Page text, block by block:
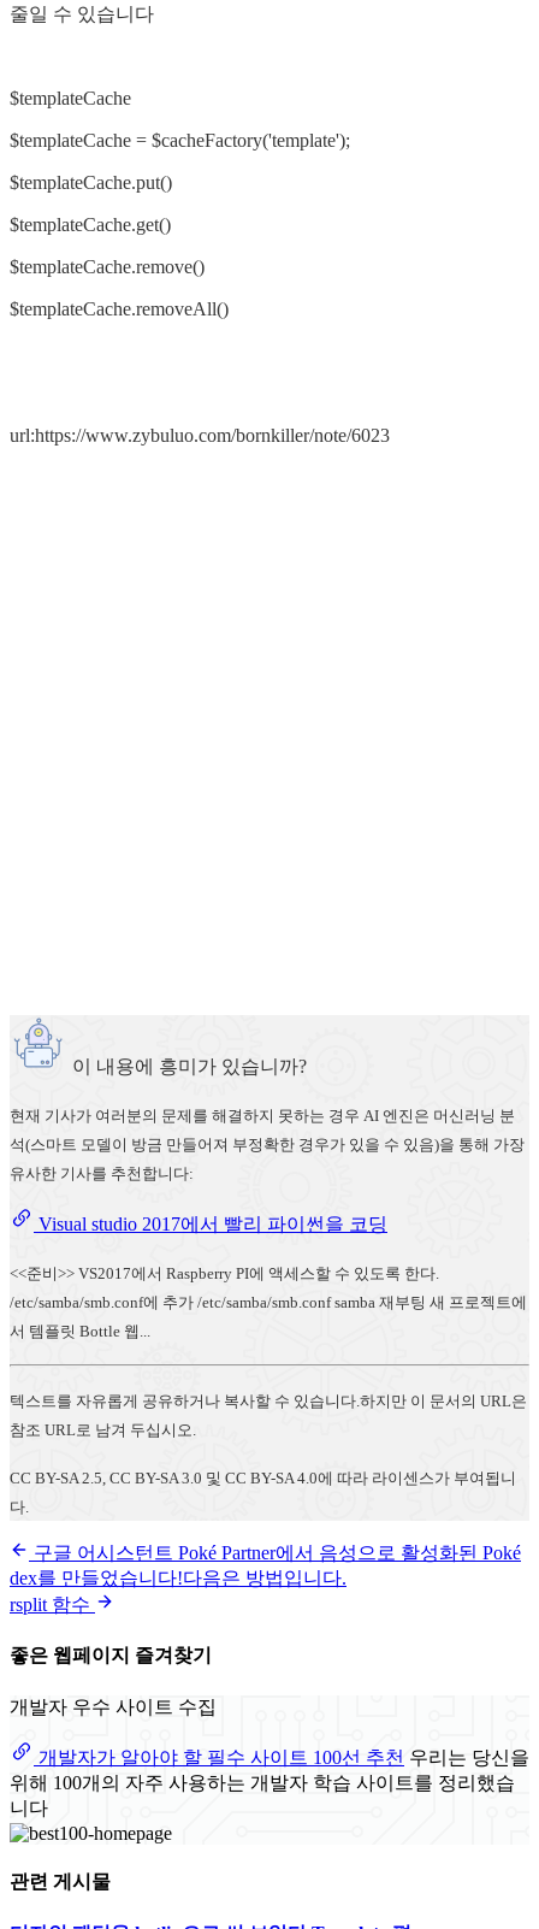
줄일 수 있습니다
$templateCache
$templateCache = $cacheFactory('template');
$templateCache.put()
$templateCache.get()
$templateCache.remove()
$templateCache.removeAll()
url:https://www.zybuluo.com/bornkiller/note/6023
이 내용에 흥미가 있습니까?
현재 기사가 여러분의 문제를 해결하지 못하는 경우 AI 엔진은 머신러닝 분
석(스마트 모델이 방금 만들어져 부정확한 경우가 있을 수 있음)을 통해 가장
유사한 기사를 추천합니다:
Visual studio 2017에서 빨리 파이썬을 코딩
<<준비>> VS2017에서 Raspberry PI에 액세스할 수 있도록 한다.
/etc/samba/smb.conf에 추가 /etc/samba/smb.conf samba 재부팅 새 프로젝트에
서 템플릿 Bottle 웹...
텍스트를 자유롭게 공유하거나 복사할 수 있습니다.하지만 이 문서의 URL은
참조 URL로 남겨 두십시오.
CC BY-SA 2.5, CC BY-SA 3.0 및 CC BY-SA 4.0에 따라 라이센스가 부여됩니
다.
구글 어시스턴트 Poké Partner에서 음성으로 활성화된 Poké
dex를 만들었습니다!다음은 방법입니다.
rsplit 함수
좋은 웹페이지 즐겨찾기
개발자 우수 사이트 수집
개발자가 알아야 할 필수 사이트 100선 추천 우리는 당신을
위해 100개의 자주 사용하는 개발자 학습 사이트를 정리했습
니다
관련 게시물